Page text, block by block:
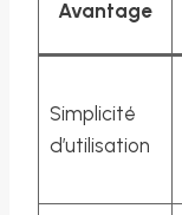
Avantage
Simplicité
d’utilisation